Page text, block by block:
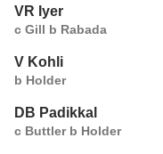
VR Iyer
c Gill b Rabada
V Kohli
b Holder
DB Padikkal
c Buttler b Holder